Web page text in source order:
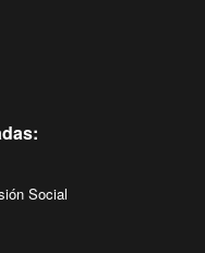
Social